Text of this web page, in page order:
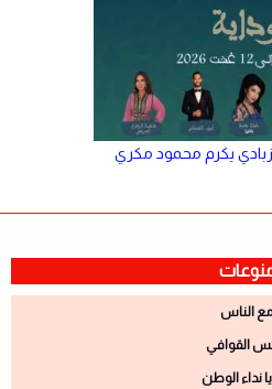
يكرم محمود مكري
مع الناس
القوافي
نداء الوطن